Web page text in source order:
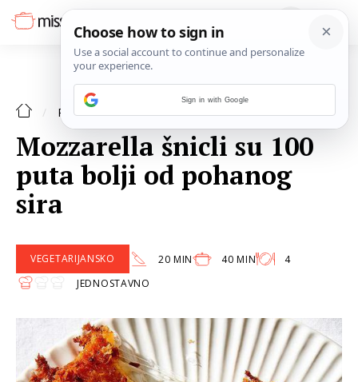
RECEPTI VEGETERIJANSKO
Mozzarella šnicli su 100
puta bolji od pohanog
sira
VEGETARIJANSKO 20 MIN 40 MIN
4
JEDNOSTAVNO
Sign in with Google